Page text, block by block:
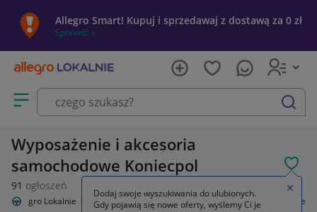
Allegro Smart! Kupuj i sprzedawaj z dostawą za 0 zł
Sprawdź »
Otwórz menu z kategoriami
szukaj
Wyposażenie i akcesoria
samochodowe Koniecpol
91 ogłoszeń
Allegro Lokalnie Motoryzacja Wyposażenie i akcesoria samochodowe
Dodaj swoje wyszukiwania do ulubionych.
Gdy pojawią się nowe oferty, wyślemy Ci je